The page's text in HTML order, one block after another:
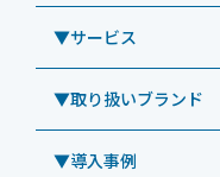
業務用タブレット
Windowsタブレット
Windowsタブレット
Windowsタブレット
▼サービス
コールセンター
CRMシステム「カイゼ
▼取り扱いブランド
▼導入事例